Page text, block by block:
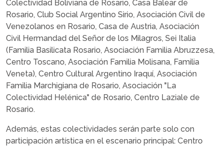
Colectividad Boliviana de Rosario, Casa Balear de
Rosario, Club Social Argentino Sirio, Asociación Civil de
Venezolanos en Rosario, Casa de Austria, Asociación
Civil Hermandad del Señor de los Milagros, Sei Italia
(Familia Basilicata Rosario, Asociación Familia Abruzzesa,
Centro Toscano, Asociación Familia Molisana, Familia
Veneta), Centro Cultural Argentino Iraquí, Asociación
Familia Marchigiana de Rosario, Asociación "La
Colectividad Helénica" de Rosario, Centro Laziale de
Rosario.
Además, estas colectividades serán parte solo con
participación artística en el escenario principal: Centro